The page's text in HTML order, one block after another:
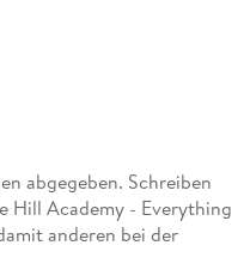
abgegeben. Schreiben
Hill Academy - Everything
anderen bei der